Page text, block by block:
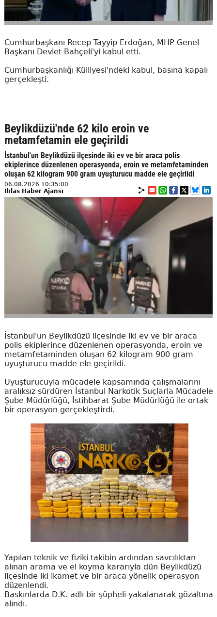
Cumhurbaşkanı Recep Tayyip Erdoğan, MHP Genel
Başkanı Devlet Bahçeli'yi kabul etti.
Cumhurbaşkanlığı Külliyesi'ndeki kabul, basına kapalı
gerçekleşti.
Beylikdüzü'nde 62 kilo eroin ve
metamfetamin ele geçirildi
İstanbul'un Beylikdüzü ilçesinde iki ev ve bir araca polis
ekiplerince düzenlenen operasyonda, eroin ve metamfetaminden
oluşan 62 kilogram 900 gram uyuşturucu madde ele geçirildi
06.08.2026 10:35:00
İhlas Haber Ajansı
İstanbul'un Beylikdüzü ilçesinde iki ev ve bir araca
polis ekiplerince düzenlenen operasyonda, eroin ve
metamfetaminden oluşan 62 kilogram 900 gram
uyuşturucu madde ele geçirildi.
Uyuşturucuyla mücadele kapsamında çalışmalarını
aralıksız sürdüren İstanbul Narkotik Suçlarla Mücadele
Şube Müdürlüğü, İstihbarat Şube Müdürlüğü ile ortak
bir operasyon gerçekleştirdi.
Yapılan teknik ve fiziki takibin ardından savcılıktan
alınan arama ve el koyma kararıyla dün Beylikdüzü
ilçesinde iki ikamet ve bir araca yönelik operasyon
düzenlendi.
Baskınlarda D.K. adlı bir şüpheli yakalanarak gözaltına
alındı.